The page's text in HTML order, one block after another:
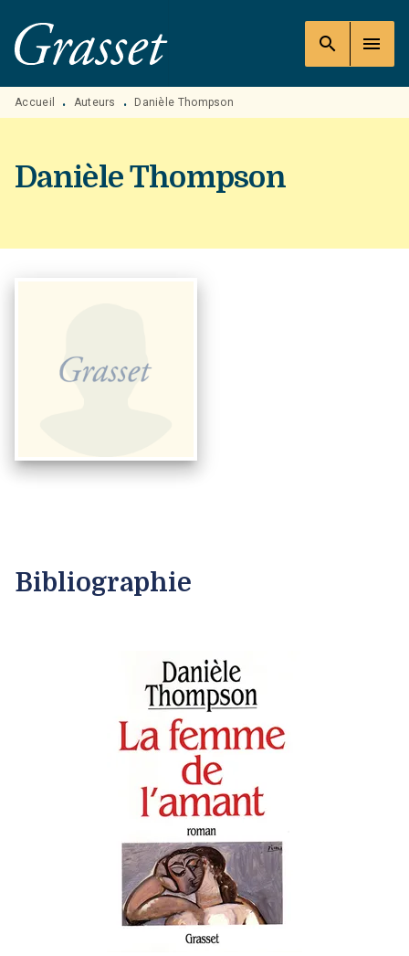
MENU RECHERCHE
PIED DE PAGE
search menu
Accueil • Auteurs • Danièle Thompson
Danièle Thompson
Bibliographie